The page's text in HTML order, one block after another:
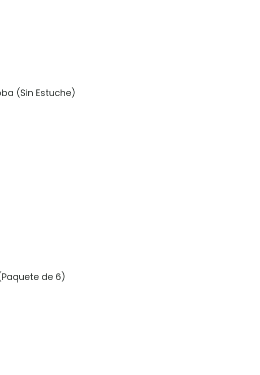
(Sin Estuche)
de 6)